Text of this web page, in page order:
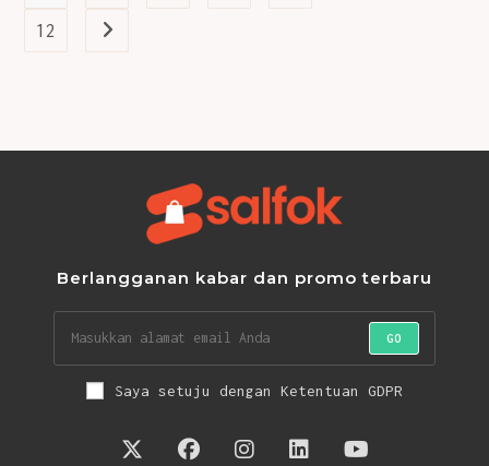
12 Go to the next page
Berlangganan kabar dan promo terbaru
GO
Saya setuju dengan Ketentuan GDPR